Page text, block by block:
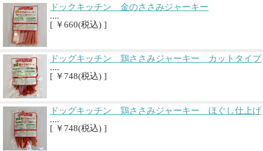
ドックキッチン 金のささみジャーキー
....
[ ￥660(税込) ]
ドッグキッチン 鶏ささみジャーキー カットタイプ
....
[ ￥748(税込) ]
ドッグキッチン 鶏ささみジャーキー ほぐし仕上げ
....
[ ￥748(税込) ]